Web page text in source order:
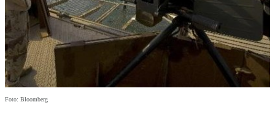
Foto: Bloomberg